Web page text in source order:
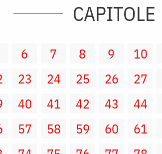
CAPITOLE
6 7 8 9 10
23 24 25 26 27
40 41 42 43 44
57 58 59 60 61